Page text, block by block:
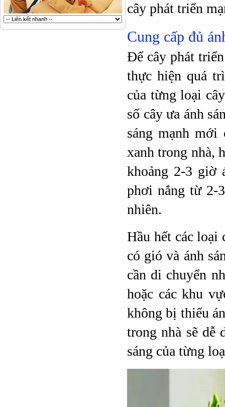
cây phát triển
Cung cấp đủ
Để cây phát
thực hiện quá
của từng loại
số cây ưa ánh
sáng mạnh
xanh trong nhà,
khoảng 2-3 giờ
phơi nắng từ 2-
nhiên.
Hầu hết các loại
có gió và ánh
cần di chuyển
hoặc các khu
không bị thiếu
trong nhà sẽ dễ
sáng của từng